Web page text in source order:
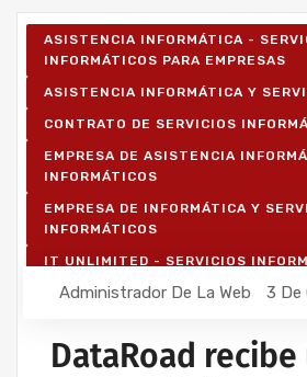
ASISTENCIA INFORMÁTICA -
INFORMÁTICOS PARA EMPRESAS
ASISTENCIA INFORMÁTICA Y
CONTRATO DE SERVICIOS
EMPRESA DE ASISTENCIA
INFORMÁTICOS
EMPRESA DE INFORMÁTICA Y
INFORMÁTICOS
IT UNLIMITED - SERVICIOS
SERVICIOS INFORMÁTICOS Y
Administrador De La Web 3 De
DataRoad recibe